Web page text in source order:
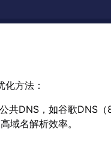
方法：
共DNS，如谷歌DNS（
域名解析效率。